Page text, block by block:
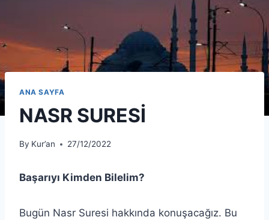
ANA SAYFA
NASR SURESİ
By Kur’an 27/12/2022
Başarıyı Kimden Bilelim?
Bugün Nasr Suresi hakkında konuşacağız. Bu